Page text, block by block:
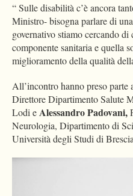
“ Sulle disabilità c’è ancora
Ministro- bisogna parlare di
governativo stiamo cercando
componente sanitaria e quella
miglioramento della qualità
All’incontro hanno preso parte
Direttore Dipartimento Salute
Lodi eAlessandro Padovani,
Neurologia, Dipartimento di
Università degli Studi di